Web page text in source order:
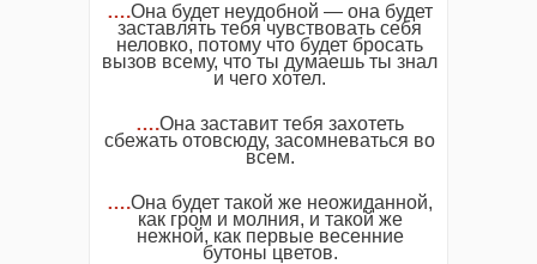
….Она будет неудобной — она будет
заставлять тебя чувствовать себя
неловко, потому что будет бросать
вызов всему, что ты думаешь ты знал
и чего хотел.
….Она заставит тебя захотеть
сбежать отовсюду, засомневаться во
всем.
….Она будет такой же неожиданной,
как гром и молния, и такой же
нежной, как первые весенние
бутоны цветов.